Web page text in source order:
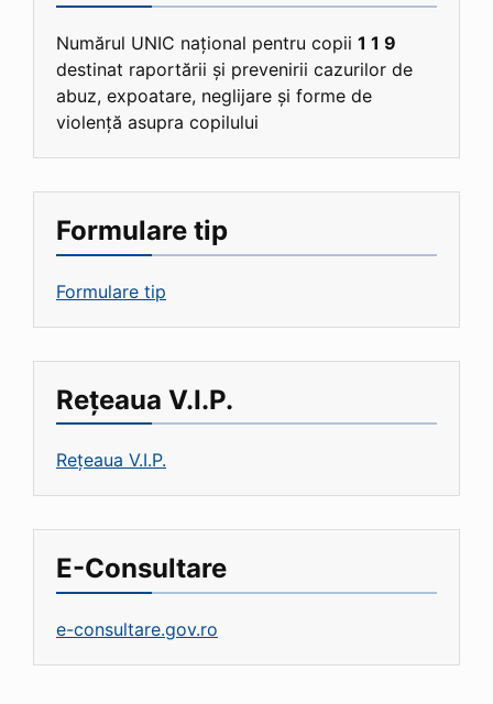
Numărul UNIC național pentru copii 1 1 9
destinat raportării și prevenirii cazurilor de
abuz, expoatare, neglijare și forme de
violență asupra copilului
Formulare tip
Formulare tip
Rețeaua V.I.P.
Rețeaua V.I.P.
E-Consultare
e-consultare.gov.ro